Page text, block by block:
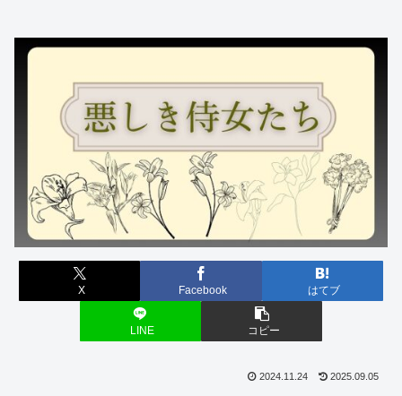
X Facebook はてブ
LINE コピー
2024.11.24 2025.09.05